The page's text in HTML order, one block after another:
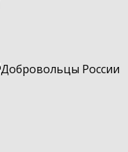
Добровольцы России